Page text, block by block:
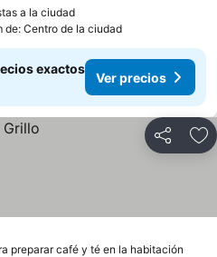
a la ciudad
de: Centro de la ciudad
exactos
Ver precios
Compartir
preparar café y té en la habitación